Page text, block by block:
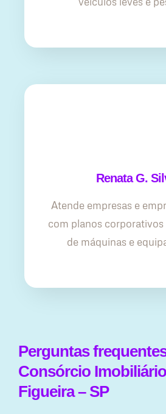
Renata G.
Atende empresas e
com planos corporativos
de máquinas e
Perguntas
Consórcio
Figueira – SP